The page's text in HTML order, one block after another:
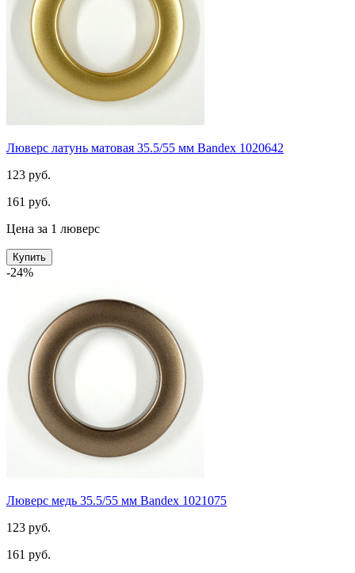
Люверс латунь матовая 35.5/55 мм Bandex 1020642
123 руб.
161 руб.
Цена за 1 люверс
Купить
-24%
Люверс медь 35.5/55 мм Bandex 1021075
123 руб.
161 руб.